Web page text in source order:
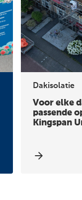
Voor elke
passende
Kingspan
Dakisolatie